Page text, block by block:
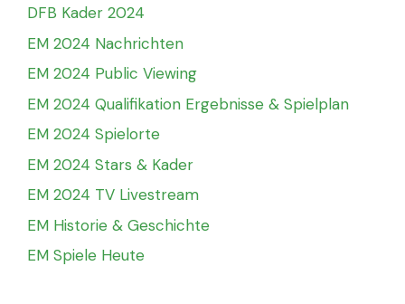
DFB Kader 2024
EM 2024 Nachrichten
EM 2024 Public Viewing
EM 2024 Qualifikation Ergebnisse & Spielplan
EM 2024 Spielorte
EM 2024 Stars & Kader
EM 2024 TV Livestream
EM Historie & Geschichte
EM Spiele Heute